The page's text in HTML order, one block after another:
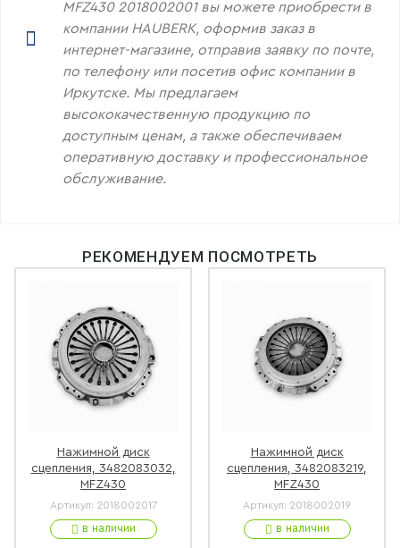
MFZ430 2018002001 вы можете приобрести в
компании HAUBERK, оформив заказ в
интернет-магазине, отправив заявку по почте,
по телефону или посетив офис компании в
Иркутске. Мы предлагаем
высококачественную продукцию по
доступным ценам, а также обеспечиваем
оперативную доставку и профессиональное
обслуживание.
РЕКОМЕНДУЕМ ПОСМОТРЕТЬ
Нажимной диск
сцепления, 3482083032,
MFZ430
Артикул: 2018002017
в наличии
Нажимной диск
сцепления, 3482083219,
MFZ430
Артикул: 2018002019
в наличии